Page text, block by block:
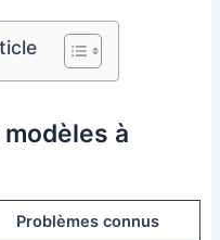
à
Problèmes connus